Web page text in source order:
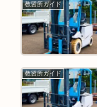
教習所ガイド
教習所ガイド